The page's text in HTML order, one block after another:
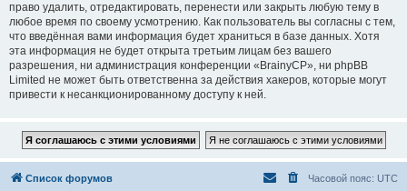
право удалить, отредактировать, перенести или закрыть любую тему в
любое время по своему усмотрению. Как пользователь вы согласны с тем,
что введённая вами информация будет храниться в базе данных. Хотя
эта информация не будет открыта третьим лицам без вашего
разрешения, ни администрация конференции «BrainyCP», ни phpBB
Limited не может быть ответственна за действия хакеров, которые могут
привести к несанкционированному доступу к ней.
Список форумов Часовой пояс: UTC